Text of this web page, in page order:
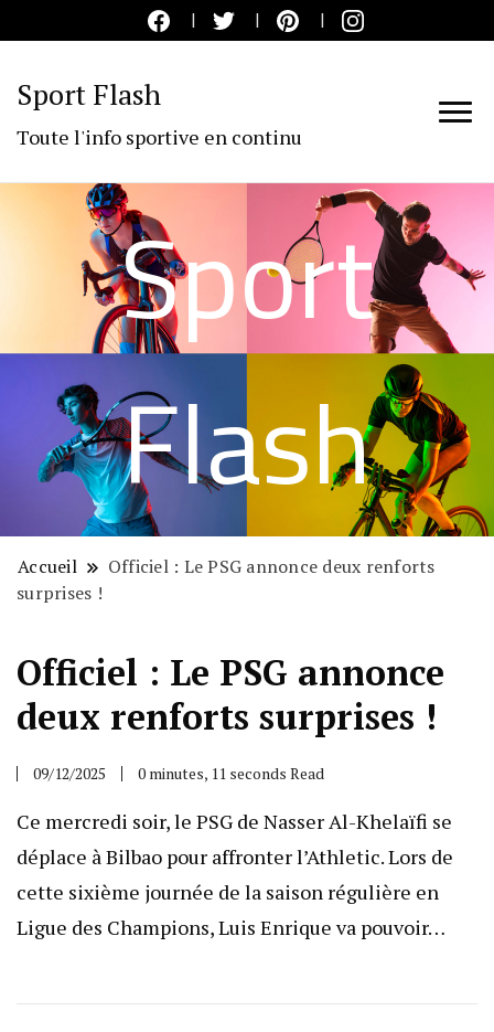
Sport Flash
Toute l'info sportive en continu
Sport
Flash
Accueil
Officiel : Le PSG annonce deux renforts
surprises !
Officiel : Le PSG annonce
deux renforts surprises !
09/12/2025 0 minutes, 11 seconds Read
Ce mercredi soir, le PSG de Nasser Al-Khelaïfi se
déplace à Bilbao pour affronter l’Athletic. Lors de
cette sixième journée de la saison régulière en
Ligue des Champions, Luis Enrique va pouvoir…